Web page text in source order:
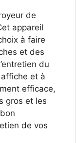
de
appareil
à faire
et des
du
affiche et à
efficace,
gros et les
de vos